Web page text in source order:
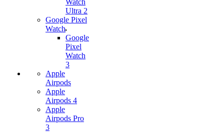
Watch
Ultra 2
Google Pixel
Watch
Google
Pixel
Watch
3
Apple
Airpods
Apple
Airpods 4
Apple
Airpods Pro
3